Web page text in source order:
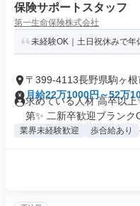
保険サポートスタッフ
第一生命保険株式会社
未経験OK｜土日祝休みで年
〒399-4113長野県駒ヶ
月給22万1000円～52万
求めている人材 高卒以
第✨ 二新卒歓迎ブランク
業界未経験歓迎 歩合給あり